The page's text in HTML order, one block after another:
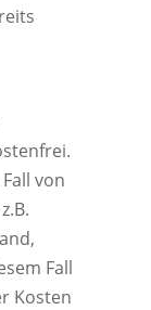
von
Fall
Kosten